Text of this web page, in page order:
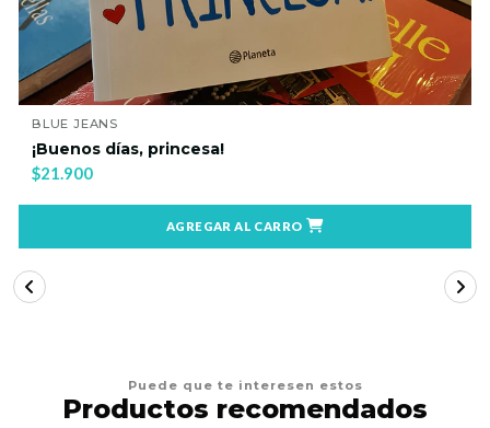
BLUE JEANS
¡Buenos días, princesa!
$21.900
AGREGAR AL CARRO
Puede que te interesen estos
Productos recomendados